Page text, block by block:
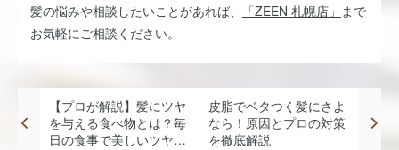
髪の悩みや相談したいことがあれば、
「ZEEN 札幌店」 まで
お気軽にご相談ください。
【プロが解説】髪にツヤ
を与える食べ物とは？毎
日の食事で美しいツヤ髪
皮脂でベタつく髪にさよ
なら！原因とプロの対策
を徹底解説